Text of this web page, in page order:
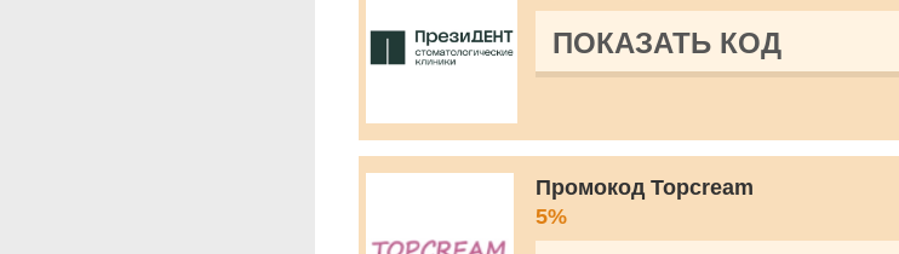
ПОКАЗАТЬ КОД
Промокод Topcream
5%